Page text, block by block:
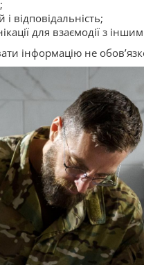
відповідальність;
для взаємодії з
інформацію не